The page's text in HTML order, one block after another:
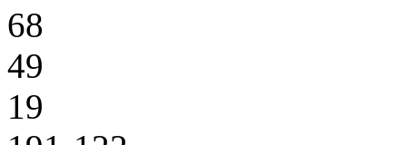
68
49
19